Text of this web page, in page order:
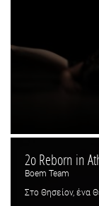
2ο Reborn in
Boem Team
Στο Θησείον, ένα